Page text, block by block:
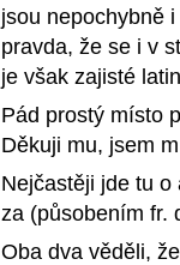
jsou nepochybně
pravda, že se i v
je však zajisté
Pád prostý místo
Děkuji mu, jsem
Nejčastěji jde tu
za (působením fr.
Oba dva věděli,